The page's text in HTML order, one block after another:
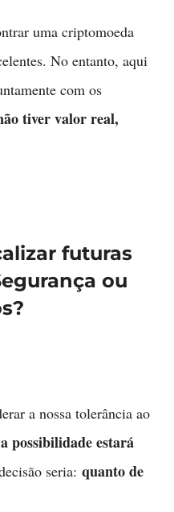
uma criptomoeda
No entanto, aqui
com os
tiver valor real,
futuras
ou
a nossa tolerância ao
a possibilidade estará
seria: quanto de